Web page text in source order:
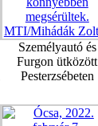
Személyautó és
Furgon ütközött
Pesterzsébeten